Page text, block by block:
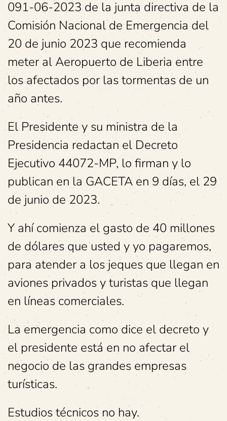
091-06-2023 de la junta directiva de la
Comisión Nacional de Emergencia del
20 de junio 2023 que recomienda
meter al Aeropuerto de Liberia entre
los afectados por las tormentas de un
año antes.
El Presidente y su ministra de la
Presidencia redactan el Decreto
Ejecutivo 44072-MP, lo firman y lo
publican en la GACETA en 9 días, el 29
de junio de 2023.
Y ahí comienza el gasto de 40 millones
de dólares que usted y yo pagaremos,
para atender a los jeques que llegan en
aviones privados y turistas que llegan
en líneas comerciales.
La emergencia como dice el decreto y
el presidente está en no afectar el
negocio de las grandes empresas
turísticas.
Estudios técnicos no hay.